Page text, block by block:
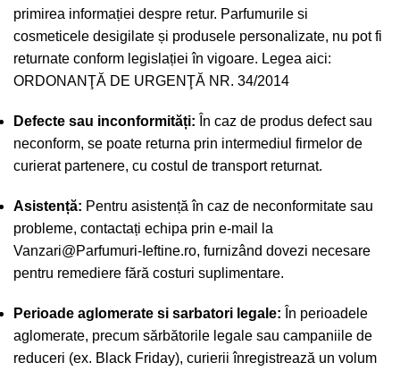
primirea informației despre retur. Parfumurile si
cosmeticele desigilate și produsele personalizate, nu pot fi
returnate conform legislației în vigoare. Legea aici:
ORDONANŢĂ DE URGENŢĂ NR. 34/2014
Defecte sau inconformități: În caz de produs defect sau
neconform, se poate returna prin intermediul firmelor de
curierat partenere, cu costul de transport returnat.
Asistență: Pentru asistență în caz de neconformitate sau
probleme, contactați echipa prin e-mail la
Vanzari@Parfumuri-Ieftine.ro, furnizând dovezi necesare
pentru remediere fără costuri suplimentare.
Perioade aglomerate si sarbatori legale: În perioadele
aglomerate, precum sărbătorile legale sau campaniile de
reduceri (ex. Black Friday), curierii înregistrează un volum